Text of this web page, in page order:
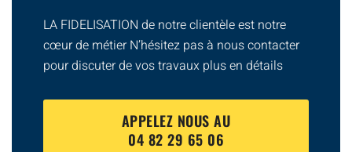
LA FIDELISATION de notre clientèle est notre
cœur de métier N’hésitez pas à nous contacter
pour discuter de vos travaux plus en détails
APPELEZ NOUS AU
04 82 29 65 06